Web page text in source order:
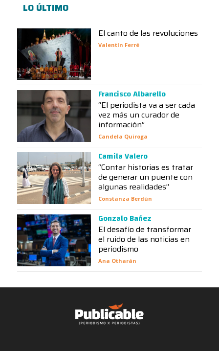
LO ÚLTIMO
El canto de las revoluciones
Valentín Ferré
Francisco Albarello
“El periodista va a ser cada
vez más un curador de
información”
Candela Quiroga
Camila Valero
“Contar historias es tratar
de generar un puente con
algunas realidades”
Constanza Berdún
Gonzalo Bañez
El desafío de transformar
el ruido de las noticias en
periodismo
Ana Otharán